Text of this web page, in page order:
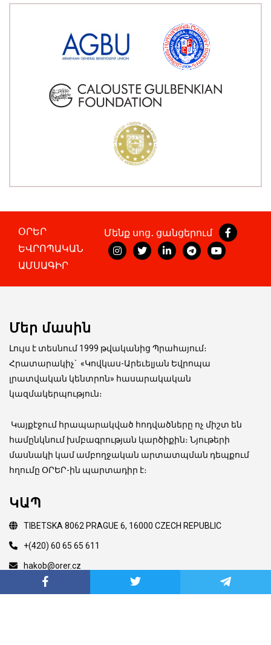
ՕՐԵՐ
ԵՎՐՈՊԱԿԱՆ
ԱՄՍԱԳԻՐ
Մենք սոց․ ցանցերում
Մեր մասին
Լույս է տեսնում 1999 թվականից Պրահայում։
Հրատարակիչ` «Կովկաս-Արեւելյան Եվրոպա
լրատվական կենտրոն» հասարակական
կազմակերպություն։
Կայքէջում հրապարակված հոդվածները ոչ միշտ են
համընկնում խմբագրության կարծիքին։ Նյութերի
մասնակի կամ ամբողջական արտատպման դեպքում
հղումը ՕՐԵՐ-ին պարտադիր է։
ԿԱՊ
TIBETSKA 8062 PRAGUE 6, 16000 CZECH REPUBLIC
+(420) 60 65 65 611
hakob@orer.cz